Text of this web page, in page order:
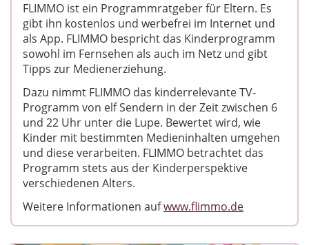
FLIMMO ist ein Programmratgeber für Eltern. Es
gibt ihn kostenlos und werbefrei im Internet und
als App. FLIMMO bespricht das Kinderprogramm
sowohl im Fernsehen als auch im Netz und gibt
Tipps zur Medienerziehung.
Dazu nimmt FLIMMO das kinderrelevante TV-
Programm von elf Sendern in der Zeit zwischen 6
und 22 Uhr unter die Lupe. Bewertet wird, wie
Kinder mit bestimmten Medieninhalten umgehen
und diese verarbeiten. FLIMMO betrachtet das
Programm stets aus der Kinderperspektive
verschiedenen Alters.
Weitere Informationen aufwww.flimmo.de